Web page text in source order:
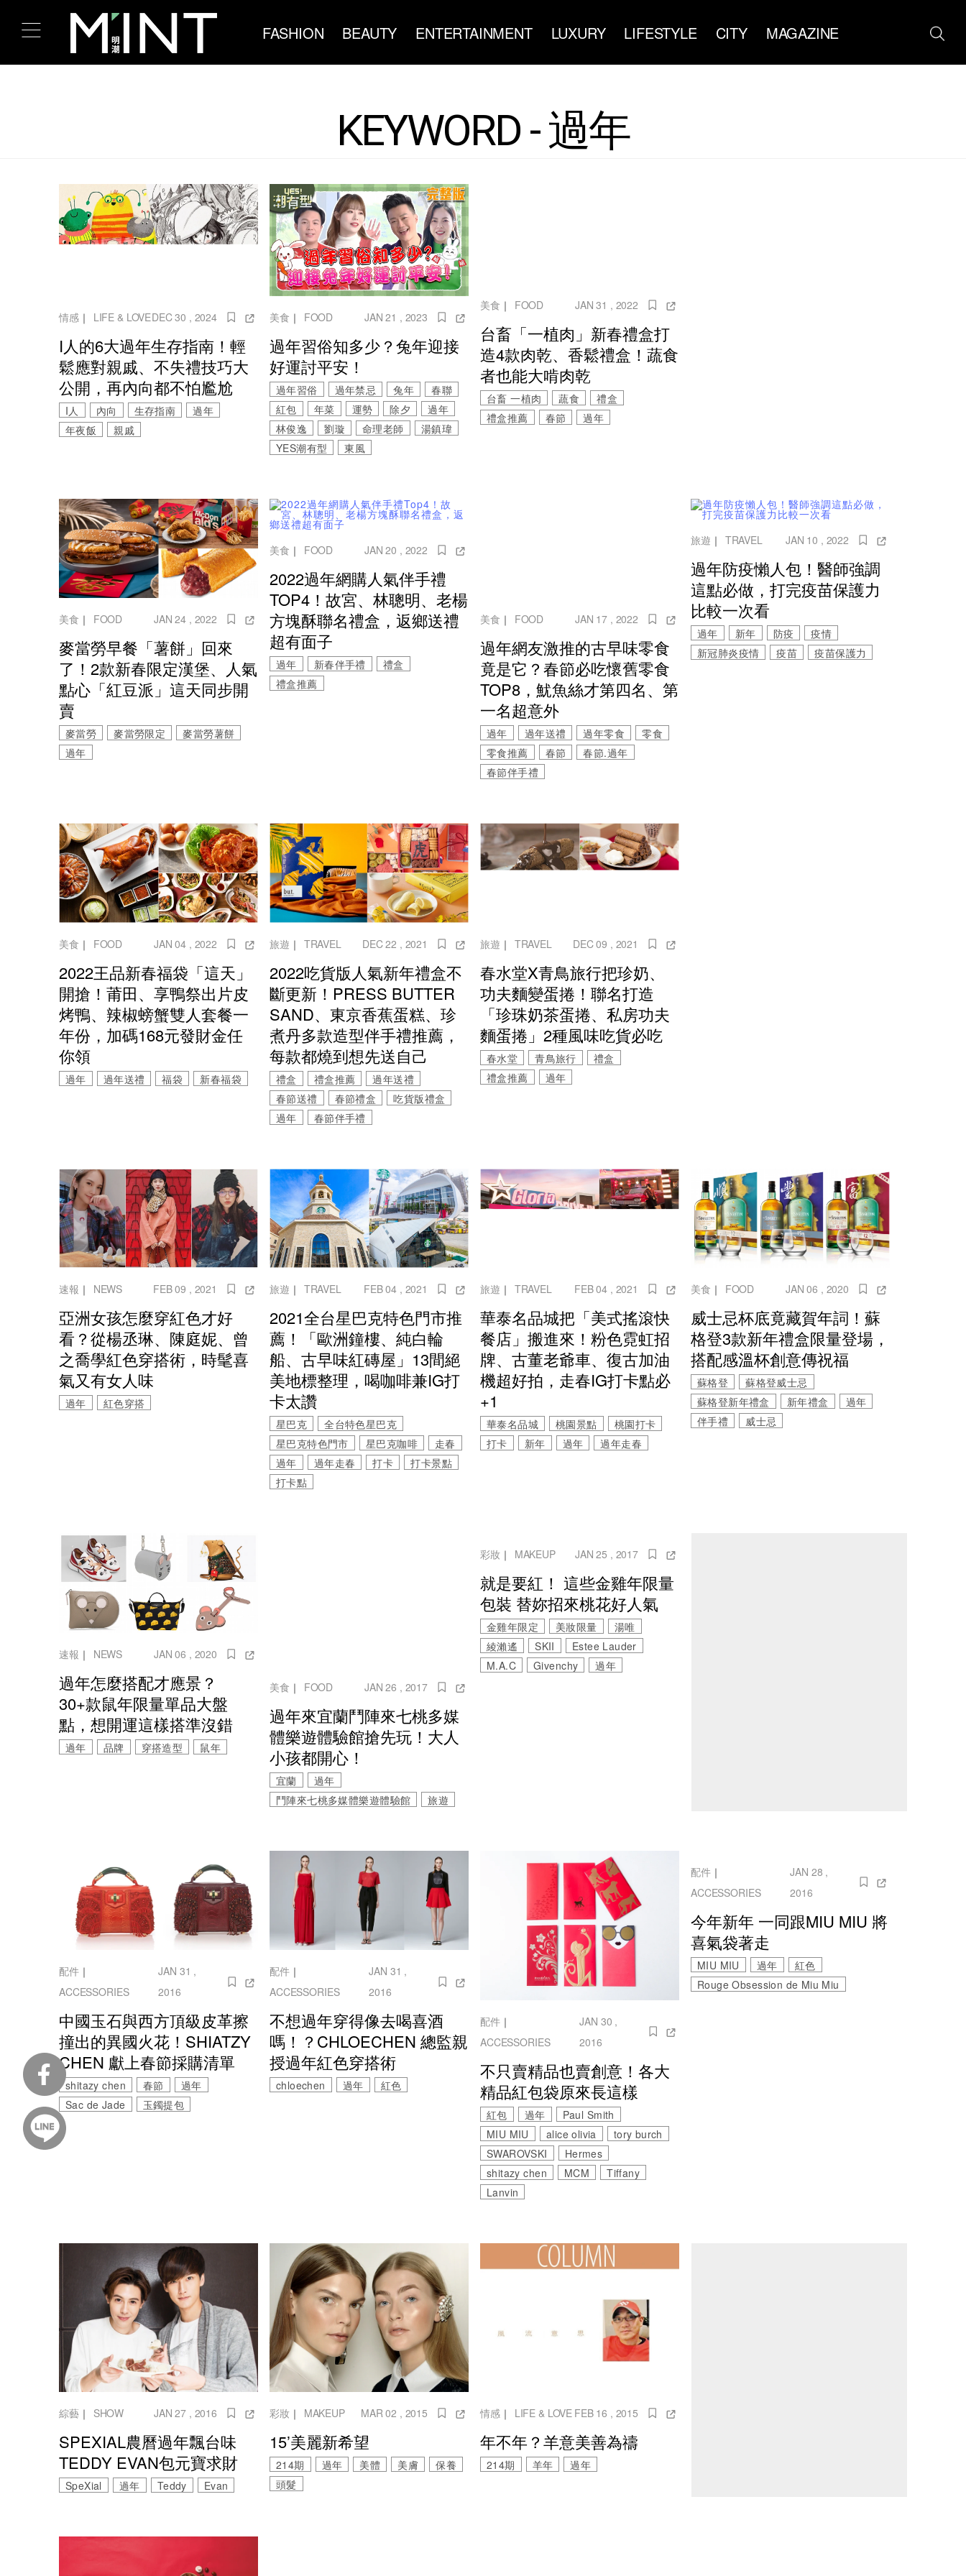
FASHION BEAUTY ENTERTAINMENT LUXURY LIFESTYLE CITY MAGAZINE
KEYWORD - 過年
情感｜ LIFE & LOVEDEC 30 , 2024
I人的6大過年生存指南！輕
鬆應對親戚、不失禮技巧大
公開，再內向都不怕尷尬
I人 內向 生存指南
過年
年夜飯
親戚
美食 ｜ FOOD JAN 21 , 2023
過年習俗知多少？兔年迎接
好運討平安！
過年習俗 過年禁忌 兔年
春聯
紅包
年菜 運勢 除夕
過年
林俊逸
劉璇 命理老師
湯鎮瑋
YES潮有型
東風
美食 ｜ FOOD JAN 31 , 2022
台畜「一植肉」新春禮盒打
造4款肉乾、香鬆禮盒！蔬食
者也能大啃肉乾
台畜 一植肉 蔬食
禮盒
禮盒推薦
春節 過年
美食 ｜ FOOD JAN 24 , 2022
麥當勞早餐「薯餅」回來
了！2款新春限定漢堡、人氣
點心「紅豆派」這天同步開
賣
麥當勞 麥當勞限定
麥當勞薯餅
過年
美食 ｜ FOOD JAN 20 , 2022
2022過年網購人氣伴手禮
TOP4！故宮、林聰明、老楊
方塊酥聯名禮盒，返鄉送禮
超有面子
過年 新春伴手禮
禮盒
禮盒推薦
美食 ｜ FOOD JAN 17 , 2022
過年網友激推的古早味零食
竟是它？春節必吃懷舊零食
TOP8，魷魚絲才第四名、第
一名超意外
過年 過年送禮 過年零食
零食
零食推薦
春節
春節.過年
春節伴手禮
旅遊 ｜ TRAVEL JAN 10 , 2022
過年防疫懶人包！醫師強調
這點必做，打完疫苗保護力
比較一次看
過年 新年 防疫
疫情
新冠肺炎疫情
疫苗 疫苗保護力
美食 ｜ FOOD JAN 04 , 2022
2022王品新春福袋「這天」
開搶！莆田、享鴨祭出片皮
烤鴨、辣椒螃蟹雙人套餐一
年份，加碼168元發財金任
你領
過年 過年送禮 福袋 新春福袋
旅遊 ｜ TRAVEL DEC 22 , 2021
2022吃貨版人氣新年禮盒不
斷更新！PRESS BUTTER
SAND、東京香蕉蛋糕、珍
煮丹多款造型伴手禮推薦，
每款都燒到想先送自己
禮盒 禮盒推薦
過年送禮
春節送禮
春節禮盒
吃貨版禮盒
過年
春節伴手禮
旅遊 ｜ TRAVEL DEC 09 , 2021
春水堂X青鳥旅行把珍奶、
功夫麵變蛋捲！聯名打造
「珍珠奶茶蛋捲、私房功夫
麵蛋捲」2種風味吃貨必吃
春水堂 青鳥旅行
禮盒
禮盒推薦
過年
速報 ｜ NEWS FEB 09 , 2021
亞洲女孩怎麼穿紅色才好
看？從楊丞琳、陳庭妮、曾
之喬學紅色穿搭術，時髦喜
氣又有女人味
過年 紅色穿搭
旅遊 ｜ TRAVEL FEB 04 , 2021
2021全台星巴克特色門市推
薦！「歐洲鐘樓、純白輪
船、古早味紅磚屋」13間絕
美地標整理，喝咖啡兼IG打
卡太讚
星巴克
全台特色星巴克
星巴克特色門市
星巴克咖啡
走春
過年
過年走春 打卡
打卡景點
打卡點
旅遊 ｜ TRAVEL FEB 04 , 2021
華泰名品城把「美式搖滾快
餐店」搬進來！粉色霓虹招
牌、古董老爺車、復古加油
機超好拍，走春IG打卡點必
+1
華泰名品城 桃園景點
桃園打卡
打卡
新年 過年 過年走春
美食 ｜ FOOD JAN 06 , 2020
威士忌杯底竟藏賀年詞！蘇
格登3款新年禮盒限量登場，
搭配感溫杯創意傳祝福
蘇格登
蘇格登威士忌
蘇格登新年禮盒
新年禮盒
過年
伴手禮
威士忌
速報 ｜ NEWS JAN 06 , 2020
過年怎麼搭配才應景？
30+款鼠年限量單品大盤
點，想開運這樣搭準沒錯
過年 品牌 穿搭造型 鼠年
美食 ｜ FOOD JAN 26 , 2017
過年來宜蘭鬥陣來七桃多媒
體樂遊體驗館搶先玩！大人
小孩都開心！
宜蘭
過年
鬥陣來七桃多媒體樂遊體驗館
旅遊
彩妝｜ MAKEUP JAN 25 , 2017
就是要紅！ 這些金雞年限量
包裝 替妳招來桃花好人氣
金雞年限定 美妝限量
湯唯
綾瀨遙
SKII
Estee Lauder
M.A.C
Givenchy 過年
配件｜
ACCESSORIES
JAN 31 ,
2016
中國玉石與西方頂級皮革擦
撞出的異國火花！SHIATZY
CHEN 獻上春節採購清單
shitazy chen 春節
過年
Sac de Jade
玉鐲提包
配件｜
ACCESSORIES
JAN 31 ,
2016
不想過年穿得像去喝喜酒
嗎！？CHLOECHEN 總監親
授過年紅色穿搭術
chloechen 過年 紅色
配件｜
ACCESSORIES
JAN 30 ,
2016
不只賣精品也賣創意！各大
精品紅包袋原來長這樣
紅包 過年
Paul Smith
MIU MIU
alice olivia
tory burch
SWAROVSKI
Hermes
shitazy chen
MCM
Tiffany
Lanvin
配件｜
ACCESSORIES
JAN 28 ,
2016
今年新年 一同跟MIU MIU 將
喜氣袋著走
MIU MIU 過年
紅色
Rouge Obsession de Miu Miu
綜藝 ｜ SHOW JAN 27 , 2016
SPEXIAL農曆過年飄台味
TEDDY EVAN包元寶求財
SpeXial 過年 Teddy Evan
彩妝｜ MAKEUP MAR 02 , 2015
15’美麗新希望
214期 過年 美體 美膚
保養
頭髮
情感｜ LIFE & LOVE FEB 16 , 2015
年不年？羊意美善為禱
214期 羊年 過年